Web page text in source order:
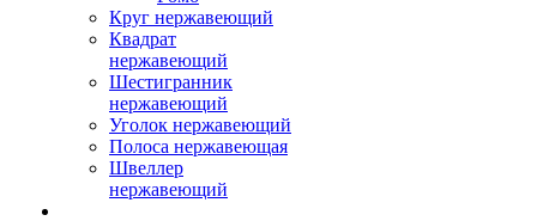
Круг нержавеющий
Квадрат
нержавеющий
Шестигранник
нержавеющий
Уголок нержавеющий
Полоса нержавеющая
Швеллер
нержавеющий